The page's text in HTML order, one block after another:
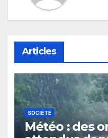
Articles
SOCIÉTÉ
Météo : des